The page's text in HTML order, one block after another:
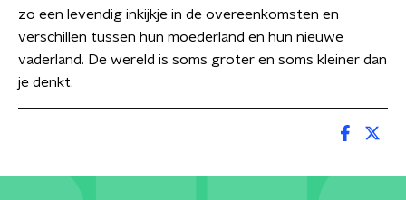
zo een levendig inkijkje in de overeenkomsten en
verschillen tussen hun moederland en hun nieuwe
vaderland. De wereld is soms groter en soms kleiner dan
je denkt.